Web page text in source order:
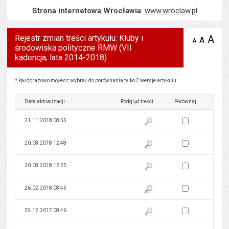
Strona internetowa Wrocławia: www.wroclaw.pl
Rejestr zmian treści artykułu: Kluby i
środowiska polityczne RMW (VII
kadencja, lata 2014-2018)
A zmniejsz
A A
Rejestr zmian treści artykułu: Kluby i środowiska polityczne RMW (VII kadencja, lata 2014-
* każdorazowo możesz wybrać do porównania tylko 2 wersje artykułu
Data aktualizacji Podgląd treści Porównaj
21.11.2018 08:55 Pokaż podgląd wersji z dnia
Zaznacz wersję do
20.08.2018 12:48 Pokaż podgląd wersji z dnia
Zaznacz wersję do
20.08.2018 12:25 Pokaż podgląd wersji z dnia
Zaznacz wersję do
26.02.2018 08:45 Pokaż podgląd wersji z dnia
Zaznacz wersję do
29.12.2017 08:46 Pokaż podgląd wersji z dnia
Zaznacz wersję do